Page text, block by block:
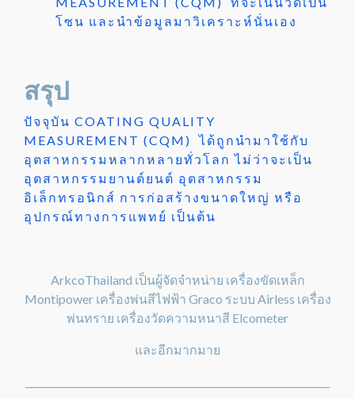
โซน และนำข้อมูลมาวิเคราะห์นั่นเอง
สรุป
ปัจจุบัน COATING QUALITY
MEASUREMENT (CQM) ได้ถูกนำมาใช้กับ
อุตสาหกรรมหลากหลายทั่วโลก ไม่ว่าจะเป็น
อุตสาหกรรมยานต์ยนต์ อุตสาหกรรม
อิเล็กทรอนิกส์ การก่อสร้างขนาดใหญ่ หรือ
อุปกรณ์ทางการแพทย์ เป็นต้น
ArkcoThailand เป็นผู้จัดจำหน่าย เครื่องขัดเหล็ก
Montipower เครื่องพ่นสีไฟฟ้า Graco ระบบ Airless เครื่อง
พ่นทราย เครื่องวัดความหนาสี Elcometer
และอีกมากมาย